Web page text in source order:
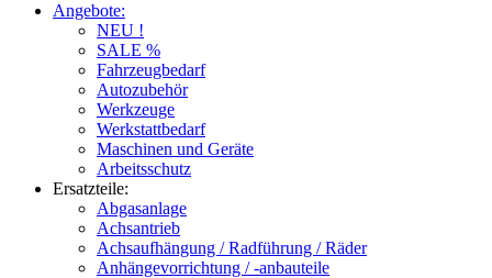
Angebote:
NEU !
SALE %
Fahrzeugbedarf
Autozubehör
Werkzeuge
Werkstattbedarf
Maschinen und Geräte
Arbeitsschutz
Ersatzteile:
Abgasanlage
Achsantrieb
Achsaufhängung / Radführung / Räder
Anhängevorrichtung / -anbauteile